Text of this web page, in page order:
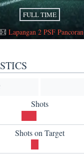
FULL TIME
Lapangan 2 PSF Pancoran
Shots
Shots on Target